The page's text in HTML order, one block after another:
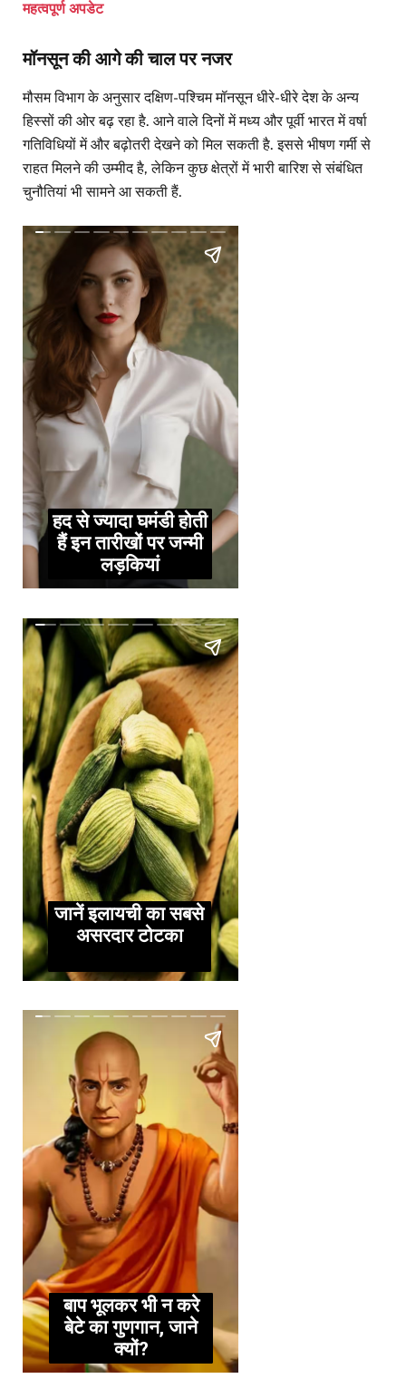
महत्वपूर्ण अपडेट
मॉनसून की आगे की चाल पर नजर
मौसम विभाग के अनुसार दक्षिण-पश्चिम मॉनसून धीरे-धीरे देश के अन्य
हिस्सों की ओर बढ़ रहा है. आने वाले दिनों में मध्य और पूर्वी भारत में वर्षा
गतिविधियों में और बढ़ोतरी देखने को मिल सकती है. इससे भीषण गर्मी से
राहत मिलने की उम्मीद है, लेकिन कुछ क्षेत्रों में भारी बारिश से संबंधित
चुनौतियां भी सामने आ सकती हैं.